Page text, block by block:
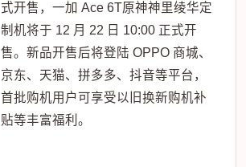
式开售，一加 Ace 6T原神神里绫华定
制机将于 12 月 22 日 10:00 正式开
售。新品开售后将登陆 OPPO 商城、
京东、天猫、拼多多、抖音等平台，
首批购机用户可享受以旧换新购机补
贴等丰富福利。